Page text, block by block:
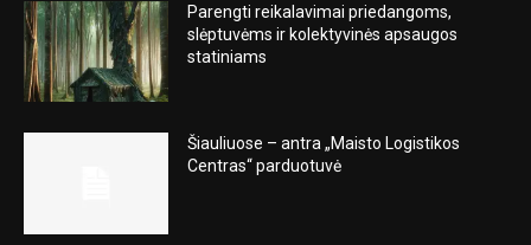
Parengti reikalavimai priedangoms,
slėptuvėms ir kolektyvinės apsaugos
statiniams
Šiauliuose – antra „Maisto Logistikos
Centras“ parduotuvė